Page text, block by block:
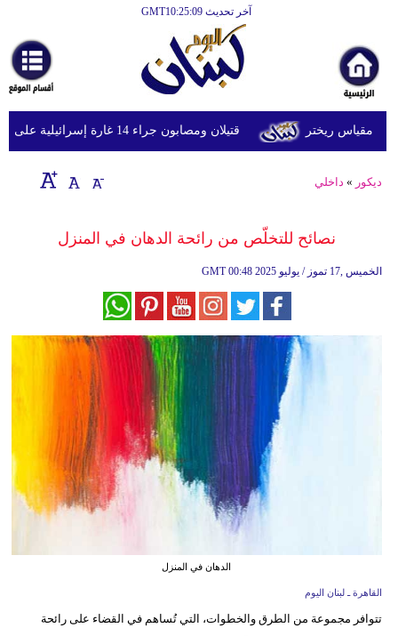
آخر تحديث GMT10:25:09
أخبارعاجلة
رياضة
ثقافة
إقتصاد
وموسيقى
وتغذية
أخبار
قتيلان ومصابون جراء 14 غارة إسرائيلية على شرق وجنوب لبنان
ديكور » داخلي
نصائح للتخلّص من رائحة الدهان في المنزل
GMT 00:48 2025 الخميس ,17 تموز / يوليو
الدهان في المنزل
القاهرة ـ لبنان اليوم
تتوافر مجموعة من الطرق والخطوات، التي تُساهم في القضاء على رائحة